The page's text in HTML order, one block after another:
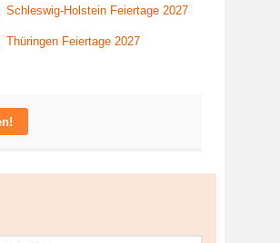
Schleswig-Holstein Feiertage 2027
Thüringen Feiertage 2027